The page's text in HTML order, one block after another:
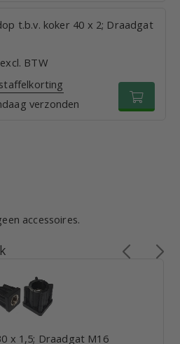
t.b.v. koker 40 x 2; Draadgat
excl. BTW
verzonden
accessoires.
x 1,5; Draadgat M16